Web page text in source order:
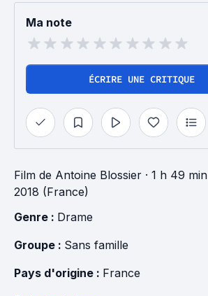
Ma note
ÉCRIRE UNE CRITIQUE
Film de Antoine Blossier · 1 h 49 min
2018 (France)
Genre : Drame
Groupe : Sans famille
Pays d'origine : France